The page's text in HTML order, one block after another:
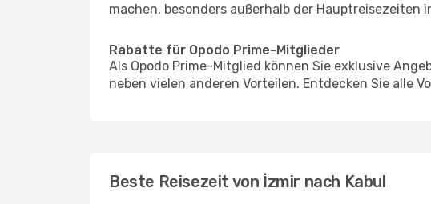
machen, besonders außerhalb der Hauptreisezeiten
Rabatte für Opodo Prime-Mitglieder
Als Opodo Prime-Mitglied können Sie exklusive
neben vielen anderen Vorteilen. Entdecken Sie alle
Beste Reisezeit von İzmir nach Kabul